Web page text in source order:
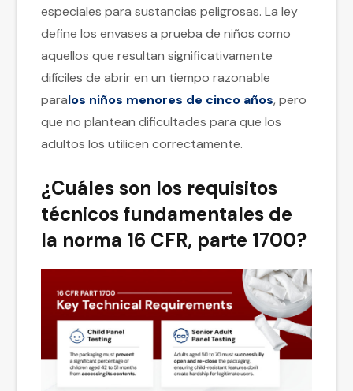
especiales para sustancias peligrosas. La ley
define los envases a prueba de niños como
aquellos que resultan significativamente
difíciles de abrir en un tiempo razonable
paralos niños menores de cinco años, pero
que no plantean dificultades para que los
adultos los utilicen correctamente.
¿Cuáles son los requisitos
técnicos fundamentales de
la norma 16 CFR, parte 1700?